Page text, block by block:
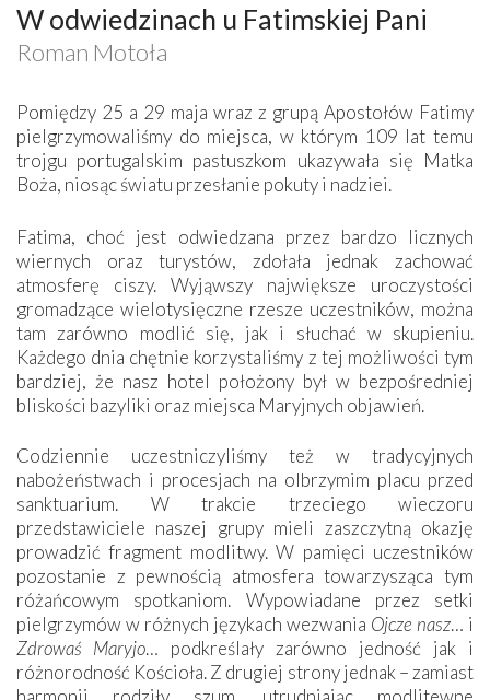
W odwiedzinach u Fatimskiej Pani
Roman Motoła
Pomiędzy 25 a 29 maja wraz z grupą Apostołów Fatimy
pielgrzymowaliśmy do miejsca, w którym 109 lat temu
trojgu portugalskim pastuszkom ukazywała się Matka
Boża, niosąc światu przesłanie pokuty i nadziei.
Fatima, choć jest odwiedzana przez bardzo licznych
wiernych oraz turystów, zdołała jednak zachować
atmosferę ciszy. Wyjąwszy największe uroczystości
gromadzące wielotysięczne rzesze uczestników, można
tam zarówno modlić się, jak i słuchać w skupieniu.
Każdego dnia chętnie korzystaliśmy z tej możliwości tym
bardziej, że nasz hotel położony był w bezpośredniej
bliskości bazyliki oraz miejsca Maryjnych objawień.
Codziennie uczestniczyliśmy też w tradycyjnych
nabożeństwach i procesjach na olbrzymim placu przed
sanktuarium. W trakcie trzeciego wieczoru
przedstawiciele naszej grupy mieli zaszczytną okazję
prowadzić fragment modlitwy. W pamięci uczestników
pozostanie z pewnością atmosfera towarzysząca tym
różańcowym spotkaniom. Wypowiadane przez setki
pielgrzymów w różnych językach wezwania Ojcze nasz… i
Zdrowaś Maryjo… podkreślały zarówno jedność jak i
różnorodność Kościoła. Z drugiej strony jednak – zamiast